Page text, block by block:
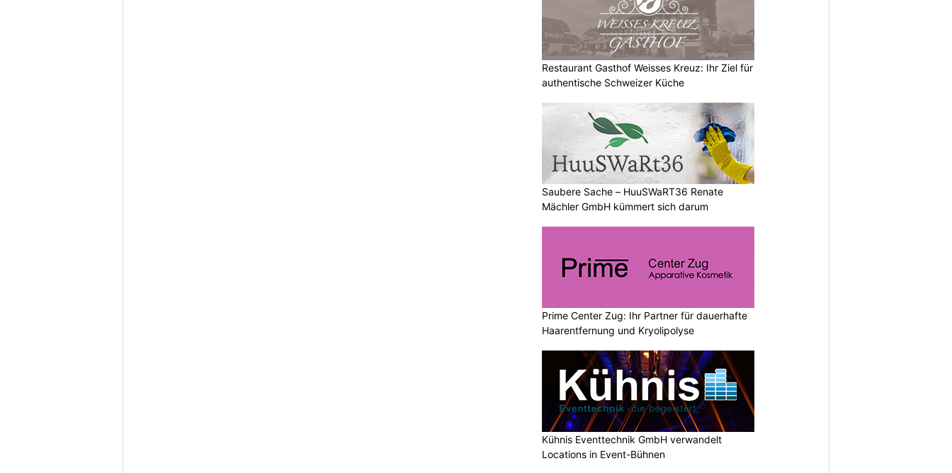
Restaurant Gasthof Weisses Kreuz: Ihr Ziel für
authentische Schweizer Küche
Saubere Sache – HuuSWaRT36 Renate
Mächler GmbH kümmert sich darum
Prime Center Zug: Ihr Partner für dauerhafte
Haarentfernung und Kryolipolyse
Kühnis Eventtechnik GmbH verwandelt
Locations in Event-Bühnen